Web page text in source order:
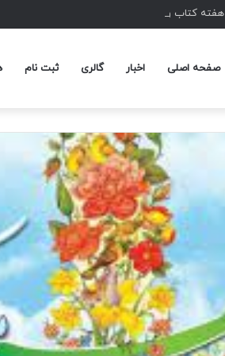
هفته کتاب و کتابخوانی در دبستان راه کرامت۱۴۰۴
صفحه اصلی اخبار گالری ثبت نام